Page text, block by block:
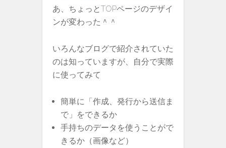
あ、ちょっとTOPページのデザイ
ンが変わった＾＾
いろんなブログで紹介されていた
のは知っていますが、自分で実際
に使ってみて
簡単に「作成、発行から送信ま
で」をできるか
手持ちのデータを使うことがで
きるか（画像など）